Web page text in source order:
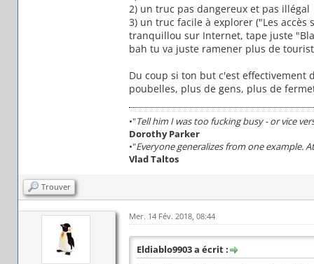
2) un truc pas dangereux et pas illégal
3) un truc facile à explorer ("Les accès
tranquillou sur Internet, tape juste
bah tu va juste ramener plus de
Du coup si ton but c'est
poubelles, plus de gens, plus de
•"Tell him I was too fucking busy - or vice
Dorothy Parker
•"Everyone generalizes from one example.
Vlad Taltos
Trouver
Mer. 14 Fév. 2018, 08:44
Eldiablo9903 a écrit :